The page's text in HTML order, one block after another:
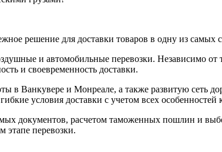
решение для доставки товаров в одну из
и автомобильные перевозки. Независимо
и своевременность доставки.
в Ванкувере и Монреале, а также развитую сеть
условия доставки с учетом всех особенностей
документов, расчетом таможенных пошлин и
этапе перевозки.